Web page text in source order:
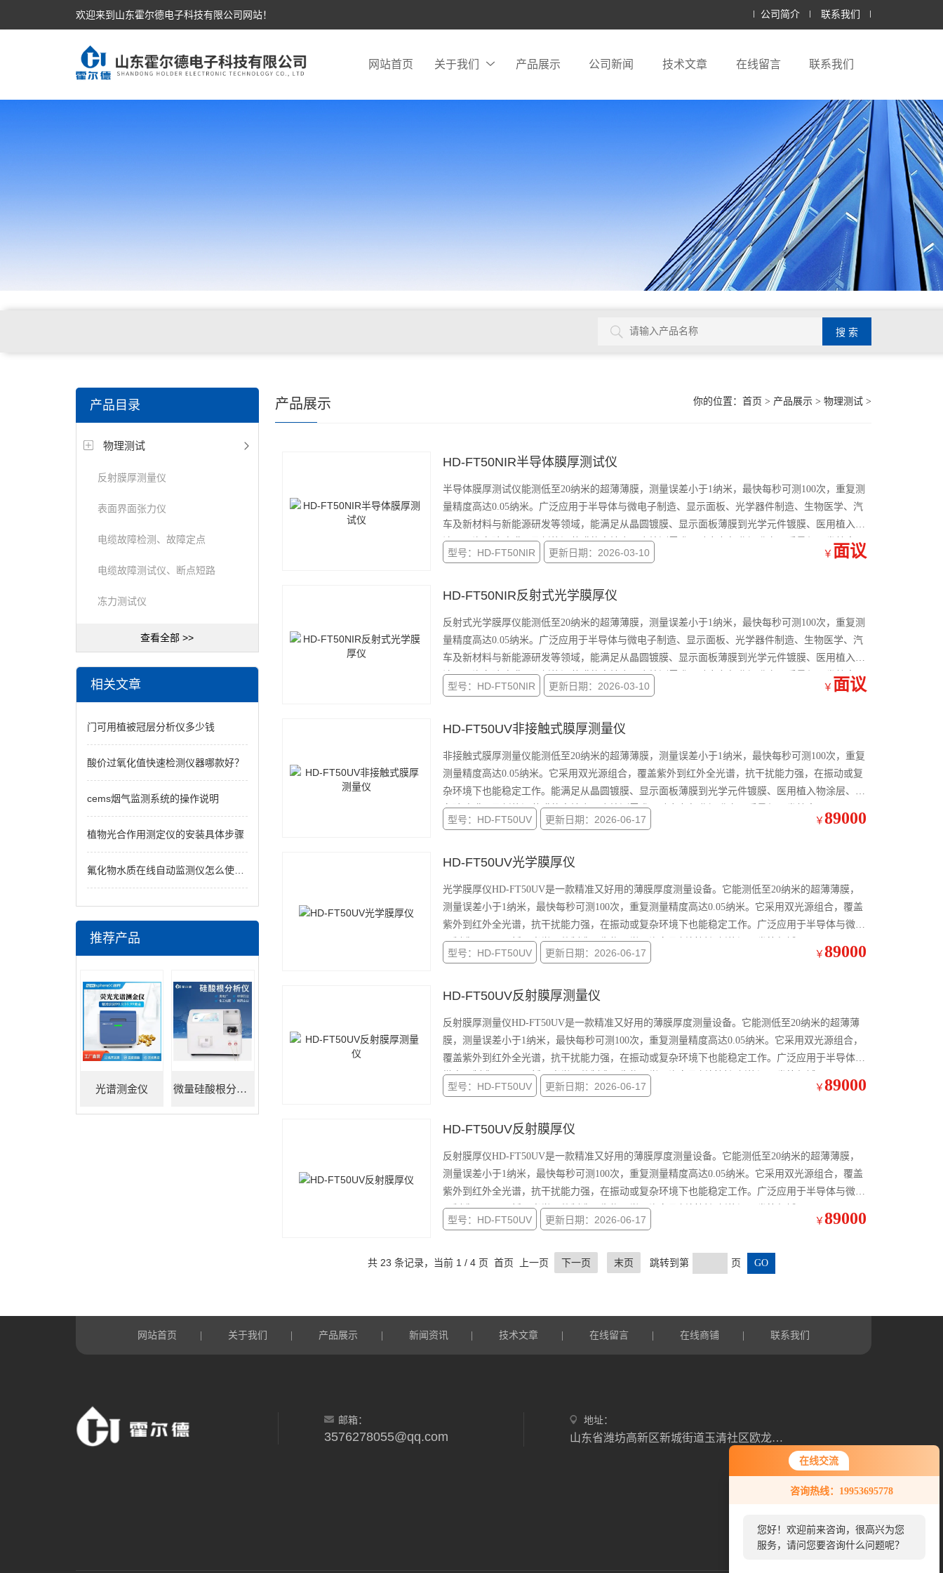
在线交流
咨询热线：19953695778
您好！欢迎前来咨询，很高兴为您
服务，请问您要咨询什么问题呢？
欢迎来到山东霍尔德电子科技有限公司网站！ 公司简介 联系我们
网站首页 关于我们 产品展示 公司新闻 技术文章 在线留言 联系我们
试仪，定氮仪，紫外可见分光光度计
产品目录
物理测试
反射膜厚测量仪
表面界面张力仪
电缆故障检测、故障定点
电缆故障测试仪、断点短路
冻力测试仪
查看全部 >>
相关文章
门可用植被冠层分析仪多少钱
酸价过氧化值快速检测仪器哪款好？
cems烟气监测系统的操作说明
植物光合作用测定仪的安装具体步骤
氟化物水质在线自动监测仪怎么使用？
推荐产品
光谱测金仪 微量硅酸根分析仪
你的位置： 首页 > 产品展示 > 物理测试 >
产品展示
HD-FT50NIR半导体膜厚测试仪
半导体膜厚测试仪能测低至20纳米的超薄薄膜，测量误差小于1纳米，最快每秒可测100次，重复测
量精度高达0.05纳米。广泛应用于半导体与微电子制造、显示面板、光学器件制造、生物医学、汽
车及新材料与新能源研发等领域，能满足从晶圆镀膜、显示面板薄膜到光学元件镀膜、医用植入物
涂层、汽车玻璃膜层及新能源薄膜的高精度厚度检测需求，助力各行业提升产品质量与研发效率。
型号：HD-FT50NIR 更新日期：2026-03-10 ￥ 面议
HD-FT50NIR反射式光学膜厚仪
反射式光学膜厚仪能测低至20纳米的超薄薄膜，测量误差小于1纳米，最快每秒可测100次，重复测
量精度高达0.05纳米。广泛应用于半导体与微电子制造、显示面板、光学器件制造、生物医学、汽
车及新材料与新能源研发等领域，能满足从晶圆镀膜、显示面板薄膜到光学元件镀膜、医用植入物
涂层、汽车玻璃膜层及新能源薄膜的高精度厚度检测需求，助力各行业提升产品质量与研发效率。
型号：HD-FT50NIR 更新日期：2026-03-10 ￥ 面议
HD-FT50UV非接触式膜厚测量仪
非接触式膜厚测量仪能测低至20纳米的超薄薄膜，测量误差小于1纳米，最快每秒可测100次，重复
测量精度高达0.05纳米。它采用双光源组合，覆盖紫外到红外全光谱，抗干扰能力强，在振动或复
杂环境下也能稳定工作。能满足从晶圆镀膜、显示面板薄膜到光学元件镀膜、医用植入物涂层、汽
车玻璃膜层及新能源薄膜的高精度厚度检测需求，助力各行业提升产品质量与研发效率。
型号：HD-FT50UV 更新日期：2026-06-17 ￥ 89000
HD-FT50UV光学膜厚仪
光学膜厚仪HD-FT50UV是一款精准又好用的薄膜厚度测量设备。它能测低至20纳米的超薄薄膜，
测量误差小于1纳米，最快每秒可测100次，重复测量精度高达0.05纳米。它采用双光源组合，覆盖
紫外到红外全光谱，抗干扰能力强，在振动或复杂环境下也能稳定工作。广泛应用于半导体与微电
子制造、显示面板、光学器件制造、生物医学、汽车及新材料与新能源研发等领域。
型号：HD-FT50UV 更新日期：2026-06-17 ￥ 89000
HD-FT50UV反射膜厚测量仪
反射膜厚测量仪HD-FT50UV是一款精准又好用的薄膜厚度测量设备。它能测低至20纳米的超薄薄
膜，测量误差小于1纳米，最快每秒可测100次，重复测量精度高达0.05纳米。它采用双光源组合，
覆盖紫外到红外全光谱，抗干扰能力强，在振动或复杂环境下也能稳定工作。广泛应用于半导体与
微电子制造、显示面板、光学器件制造、生物医学、汽车及新材料与新能源研发等领域。
型号：HD-FT50UV 更新日期：2026-06-17 ￥ 89000
HD-FT50UV反射膜厚仪
反射膜厚仪HD-FT50UV是一款精准又好用的薄膜厚度测量设备。它能测低至20纳米的超薄薄膜，
测量误差小于1纳米，最快每秒可测100次，重复测量精度高达0.05纳米。它采用双光源组合，覆盖
紫外到红外全光谱，抗干扰能力强，在振动或复杂环境下也能稳定工作。广泛应用于半导体与微电
子制造、显示面板、光学器件制造、生物医学、汽车及新材料与新能源研发等领域。
型号：HD-FT50UV 更新日期：2026-06-17 ￥ 89000
共 23 条记录，当前 1 / 4 页 首页 上一页 下一页 末页 跳转到第 页
网站首页 关于我们 产品展示 新闻资讯 技术文章 在线留言 在线商铺 联系我们
邮箱：
3576278055@qq.com
地址：
山东省潍坊高新区新城街道玉清社区欧龙科技园3号车间
扫一扫，关注我们